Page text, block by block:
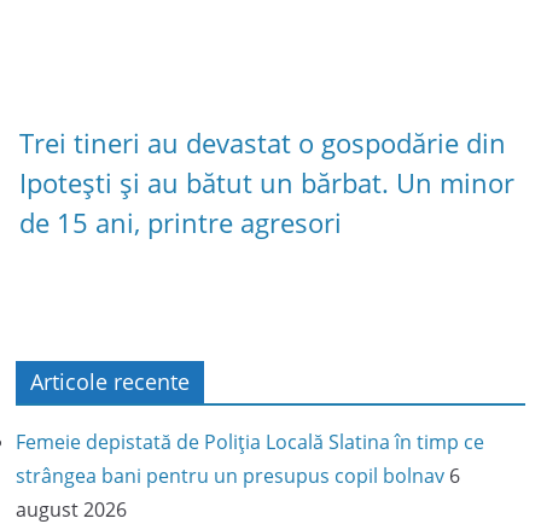
Trei tineri au devastat o gospodărie din
Ipotești și au bătut un bărbat. Un minor
de 15 ani, printre agresori
Articole recente
Femeie depistată de Poliția Locală Slatina în timp ce
strângea bani pentru un presupus copil bolnav 6
august 2026